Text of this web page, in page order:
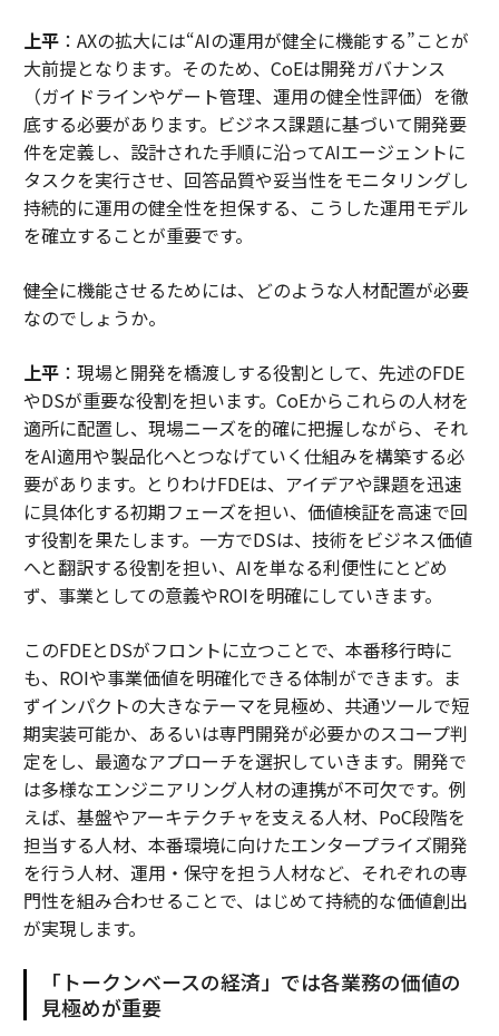
上平：AXの拡大には“AIの運用が健全に機能する”ことが
大前提となります。そのため、CoEは開発ガバナンス
（ガイドラインやゲート管理、運用の健全性評価）を徹
底する必要があります。ビジネス課題に基づいて開発要
件を定義し、設計された手順に沿ってAIエージェントに
タスクを実行させ、回答品質や妥当性をモニタリングし
持続的に運用の健全性を担保する、こうした運用モデル
を確立することが重要です。
――健全に機能させるためには、どのような人材配置が必要
なのでしょうか。
上平：現場と開発を橋渡しする役割として、先述のFDE
やDSが重要な役割を担います。CoEからこれらの人材を
適所に配置し、現場ニーズを的確に把握しながら、それ
をAI適用や製品化へとつなげていく仕組みを構築する必
要があります。とりわけFDEは、アイデアや課題を迅速
に具体化する初期フェーズを担い、価値検証を高速で回
す役割を果たします。一方でDSは、技術をビジネス価値
へと翻訳する役割を担い、AIを単なる利便性にとどめ
ず、事業としての意義やROIを明確にしていきます。
このFDEとDSがフロントに立つことで、本番移行時に
も、ROIや事業価値を明確化できる体制ができます。ま
ずインパクトの大きなテーマを見極め、共通ツールで短
期実装可能か、あるいは専門開発が必要かのスコープ判
定をし、最適なアプローチを選択していきます。開発で
は多様なエンジニアリング人材の連携が不可欠です。例
えば、基盤やアーキテクチャを支える人材、PoC段階を
担当する人材、本番環境に向けたエンタープライズ開発
を行う人材、運用・保守を担う人材など、それぞれの専
門性を組み合わせることで、はじめて持続的な価値創出
が実現します。
「トークンベースの経済」では各業務の価値の
見極めが重要